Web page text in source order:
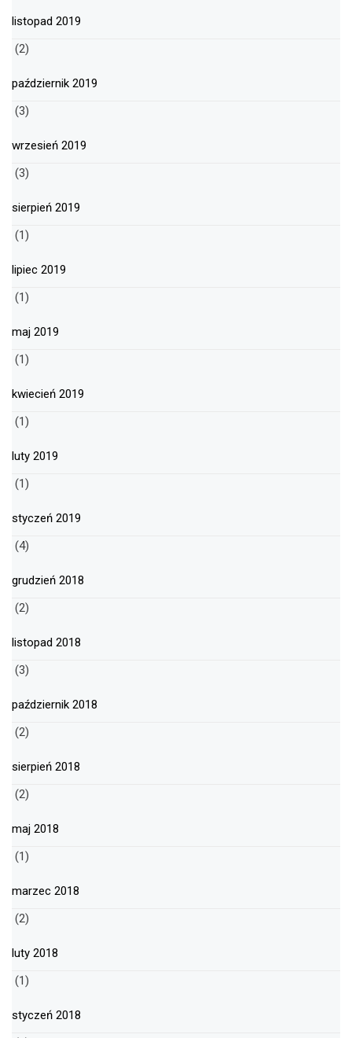
listopad 2019
(2)
październik 2019
(3)
wrzesień 2019
(3)
sierpień 2019
(1)
lipiec 2019
(1)
maj 2019
(1)
kwiecień 2019
(1)
luty 2019
(1)
styczeń 2019
(4)
grudzień 2018
(2)
listopad 2018
(3)
październik 2018
(2)
sierpień 2018
(2)
maj 2018
(1)
marzec 2018
(2)
luty 2018
(1)
styczeń 2018